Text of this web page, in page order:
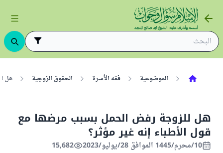
الموضوعية فقه الأسرة الحقوق الزوجية هل
هل للزوجة رفض الحمل بسبب مرضها مع
قول الأطباء إنه غير مؤثر؟
10/محرم/1445 الموافق 28/يوليو/2023 15,682